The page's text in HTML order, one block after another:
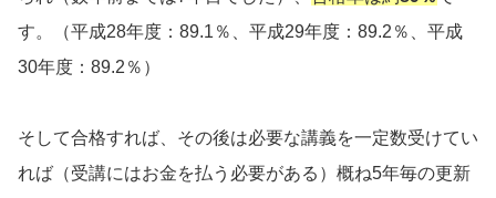
す。（平成28年度：89.1％、平成29年度：89.2％、平成
30年度：89.2％）
そして合格すれば、その後は必要な講義を一定数受けてい
れば（受講にはお金を払う必要がある）概ね5年毎の更新